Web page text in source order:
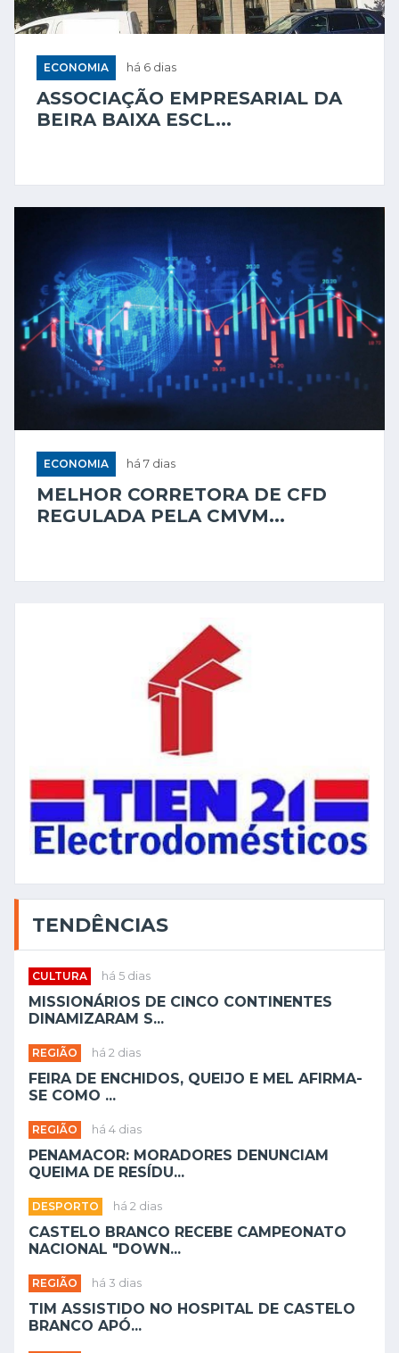
ECONOMIA há 6 dias
ASSOCIAÇÃO EMPRESARIAL DA
BEIRA BAIXA ESCL...
ECONOMIA há 7 dias
MELHOR CORRETORA DE CFD
REGULADA PELA CMVM...
TENDÊNCIAS
CULTURA há 5 dias
MISSIONÁRIOS DE CINCO CONTINENTES
DINAMIZARAM S...
REGIÃO há 2 dias
FEIRA DE ENCHIDOS, QUEIJO E MEL AFIRMA-
SE COMO ...
REGIÃO há 4 dias
PENAMACOR: MORADORES DENUNCIAM
QUEIMA DE RESÍDU...
DESPORTO há 2 dias
CASTELO BRANCO RECEBE CAMPEONATO
NACIONAL "DOWN...
REGIÃO há 3 dias
TIM ASSISTIDO NO HOSPITAL DE CASTELO
BRANCO APÓ...